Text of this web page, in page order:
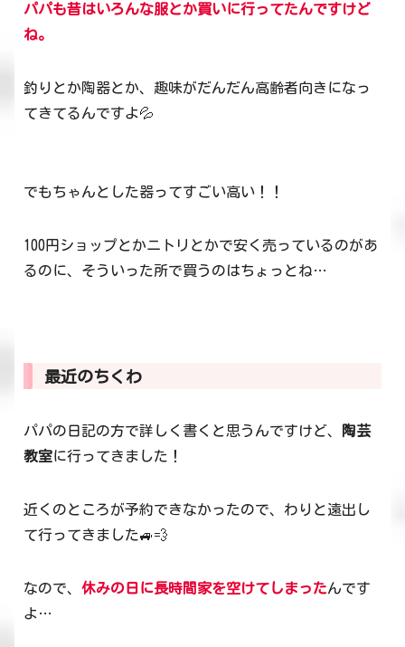
パパも昔はいろんな服とか買いに行ってたんですけど
ね。
釣りとか陶器とか、趣味がだんだん高齢者向きになっ
てきてるんですよ💦
でもちゃんとした器ってすごい高い！！
100円ショップとかニトリとかで安く売っているのがあ
るのに、そういった所で買うのはちょっとね…
最近のちくわ
パパの日記の方で詳しく書くと思うんですけど、
陶芸
教室に行ってきました！
近くのところが予約できなかったので、わりと遠出し
て行ってきました🚙💨
なので、 休みの日に長時間家を空けてしまったんです
よ…